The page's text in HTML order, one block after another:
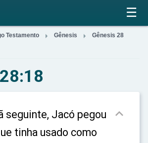
×
☰
Testamento  Gênesis  Gênesis 28
seguinte, Jacó pegou
tinha usado como
